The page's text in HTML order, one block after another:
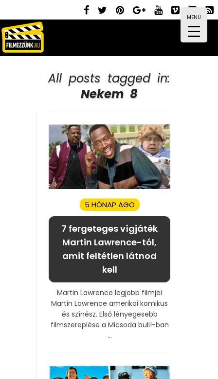
MENÜ
All posts tagged in:
Nekem 8
5 HÓNAP AGO
7 fergeteges vígjáték
Martin Lawrence-tól,
amit feltétlen látnod
kell
Martin Lawrence legjobb filmjei
Martin Lawrence amerikai komikus
és színész. Első lényegesebb
filmszereplése a Micsoda buli!-ban
...